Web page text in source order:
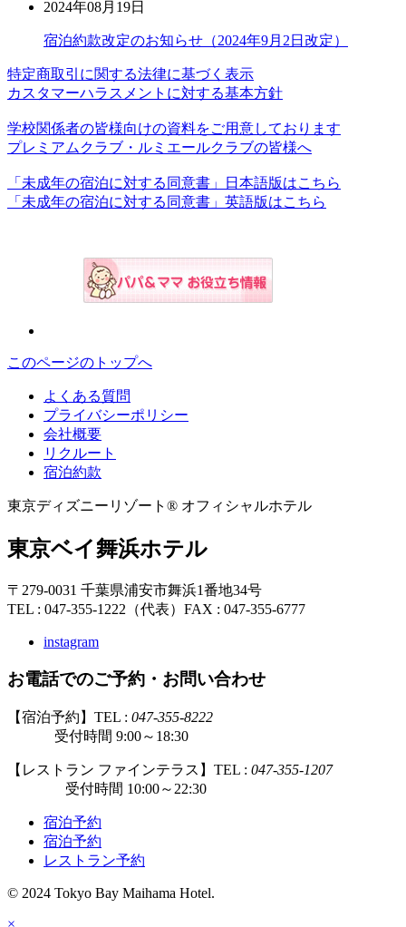
2024年08月19日
宿泊約款改定のお知らせ（2024年9月2日改定）
特定商取引に関する法律に基づく表示
カスタマーハラスメントに対する基本方針
学校関係者の皆様向けの資料をご用意しております
プレミアムクラブ・ルミエールクラブの皆様へ
「未成年の宿泊に対する同意書」日本語版はこちら
「未成年の宿泊に対する同意書」英語版はこちら
このページのトップへ
よくある質問
プライバシーポリシー
会社概要
リクルート
宿泊約款
東京ディズニーリゾート® オフィシャルホテル
東京ベイ舞浜ホテル
〒279-0031 千葉県浦安市舞浜1番地34号
TEL : 047-355-1222（代表） FAX : 047-355-6777
instagram
お電話でのご予約・お問い合わせ
【宿泊予約】TEL : 047-355-8222
受付時間 9:00～18:30
【レストラン ファインテラス】TEL : 047-355-1207
受付時間 10:00～22:30
宿泊予約
宿泊予約
レストラン予約
© 2024 Tokyo Bay Maihama Hotel.
×